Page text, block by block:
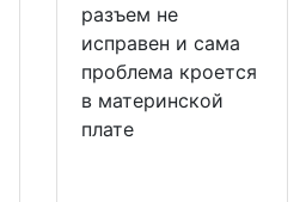
разъем не
исправен и сама
проблема кроется
в материнской
плате